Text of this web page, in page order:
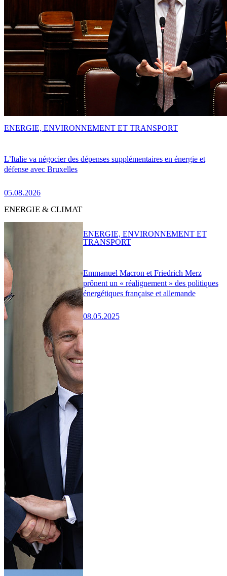
L’Italie va négocier des dépenses supplémentaires en énergie et
défense avec Bruxelles
05.08.2026
ENERGIE, ENVIRONNEMENT ET TRANSPORT
ENERGIE & CLIMAT
Emmanuel Macron et Friedrich Merz
prônent un « réalignement » des politiques
énergétiques française et allemande
08.05.2025
ENERGIE, ENVIRONNEMENT ET
TRANSPORT